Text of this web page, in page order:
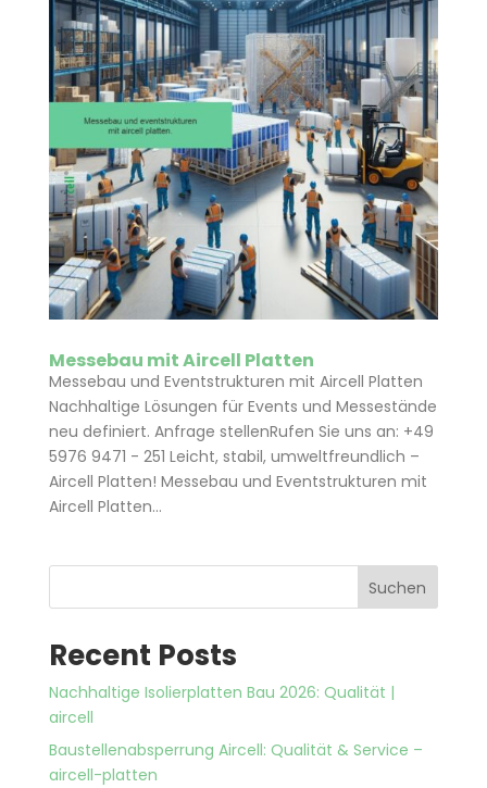
Messebau mit Aircell Platten
Messebau und Eventstrukturen mit Aircell Platten
Nachhaltige Lösungen für Events und Messestände
neu definiert. Anfrage stellenRufen Sie uns an: +49
5976 9471 - 251 Leicht, stabil, umweltfreundlich –
Aircell Platten! Messebau und Eventstrukturen mit
Aircell Platten...
Suchen
Recent Posts
Nachhaltige Isolierplatten Bau 2026: Qualität |
aircell
Baustellenabsperrung Aircell: Qualität & Service –
aircell-platten